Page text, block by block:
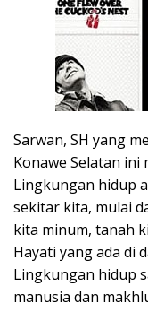
Sarwan, SH yang
Konawe Selatan
Lingkungan hidup
sekitar kita, mulai
kita minum, tanah
Hayati yang ada di
Lingkungan hidup
manusia dan